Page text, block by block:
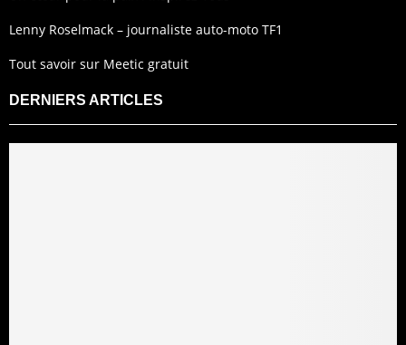
Lenny Roselmack – journaliste auto-moto TF1
Tout savoir sur Meetic gratuit
DERNIERS ARTICLES